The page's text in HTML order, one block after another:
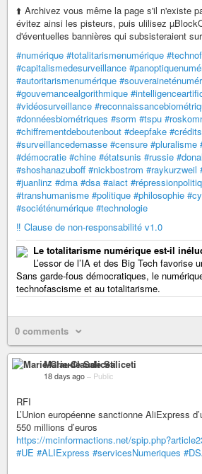
⬆️ Archivez vous même la page s'il n'existe
évitez ainsi les pisteurs, puis ulilisez
d'éventuelles bannières qui subsisteraient
#numérique #totalitarismenumérique
#capitalismedesurveillance
#autoritarismenumérique
#gouvernancealgorithmique
#vidéosurveillance
#donnéesbiométriques #sorm #tspu
#chiffrementdeboutenbout #deepfake
#surveillancedemasse #censure #pluralisme
#démocratie #chine #étatsunis #russie
#shoshanazuboff #nickbostrom #raykurzweil
#juanlinz #dma #dsa #aiact
#transhumanisme #politique #philosophie
#sociéténumérique #technologie
‼️ Clause de non-responsabilité v1.0
Le totalitarisme numérique est-il
L’essor de l’IA et des Big Tech favorise
Sans garde-fous démocratiques, le
technofascisme et au totalitarisme.
0 comments
Marie-Claude Saliceti
18 days ago – Public
RFI
L’Union européenne sanctionne AliExpress
550 millions d’euros
https://mcinformactions.net/
#UE #ALIExpress #servicesNumeriques